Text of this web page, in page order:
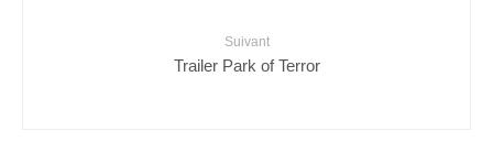
Suivant
Trailer Park of Terror